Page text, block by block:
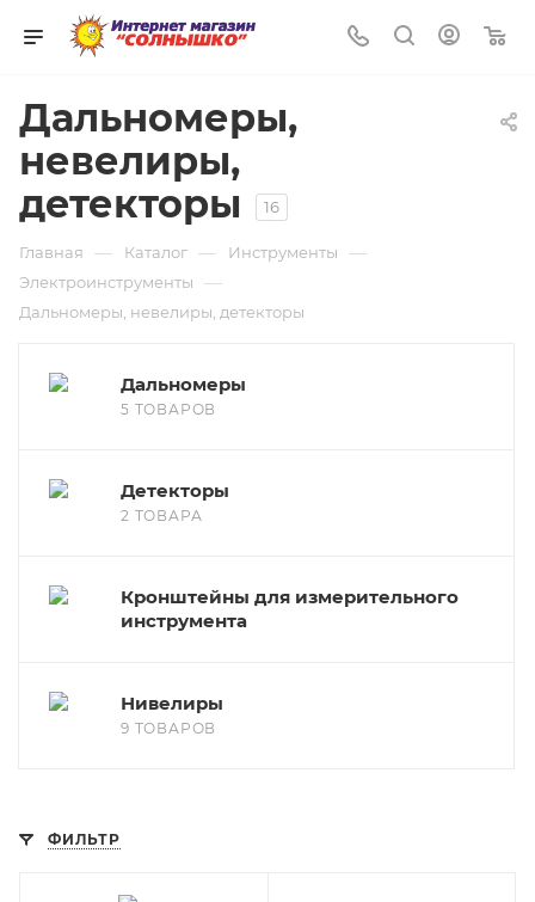
Дальномеры,
невелиры,
детекторы
16
Главная — Каталог — Инструменты —
Электроинструменты —
Дальномеры, невелиры, детекторы
Дальномеры
5 ТОВАРОВ
Детекторы
2 ТОВАРА
Кронштейны для измерительного
инструмента
Нивелиры
9 ТОВАРОВ
ФИЛЬТР